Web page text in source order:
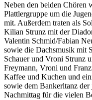
Neben den beiden Chören
Plattlergruppe um die
mit. Außerdem traten als
Kilian Strunz mit der
Valentin Schmid/Fabian
sowie die Dachsmusik mit
Schauer und Vroni Strunz
Freymann, Vroni und
Kaffee und Kuchen und
sowie dem Bankerltanz
Nachmittag für die vielen